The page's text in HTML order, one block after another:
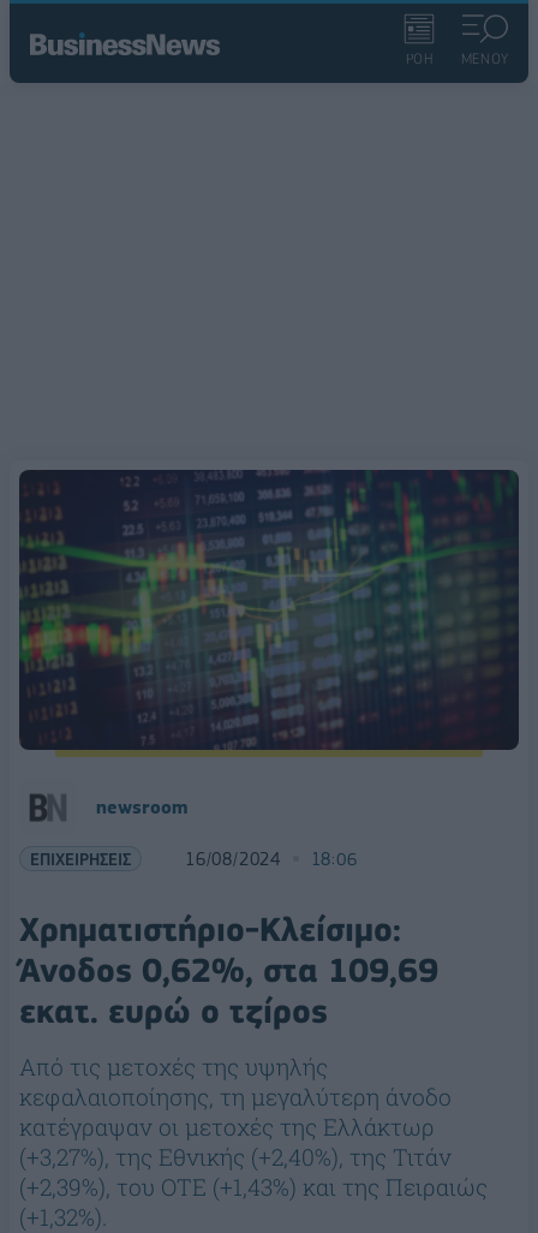
ΡΟΗ ΜΕΝΟΥ
newsroom
ΕΠΙΧΕΙΡΗΣΕΙΣ 16/08/2024 18:06
Χρηματιστήριο-Κλείσιμο:
Άνοδος 0,62%, στα 109,69
εκατ. ευρώ ο τζίρος
Από τις μετοχές της υψηλής
κεφαλαιοποίησης, τη μεγαλύτερη άνοδο
κατέγραψαν οι μετοχές της Ελλάκτωρ
(+3,27%), της Εθνικής (+2,40%), της Τιτάν
(+2,39%), του ΟΤΕ (+1,43%) και της Πειραιώς
(+1,32%).